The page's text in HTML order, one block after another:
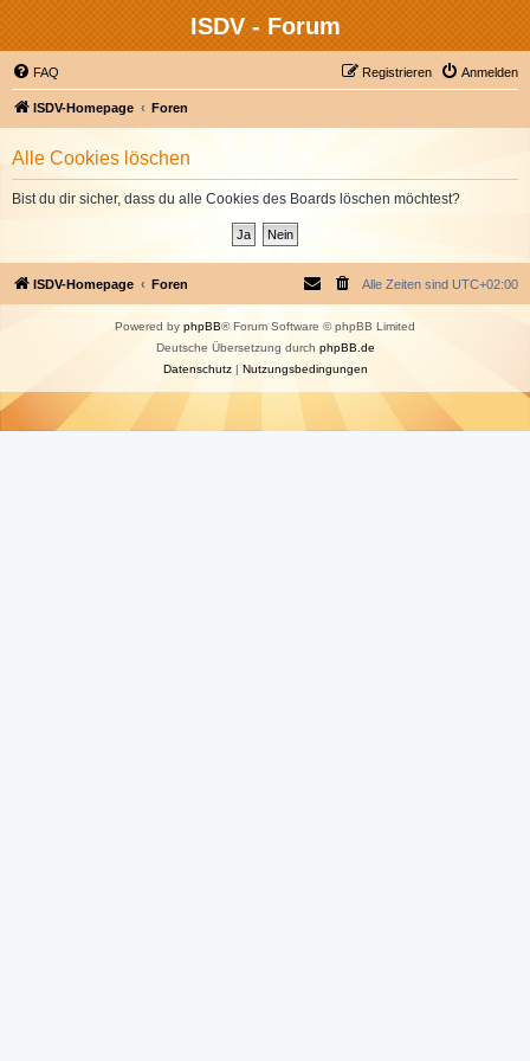
ISDV - Forum
FAQ Anmelden
Registrieren
ISDV-Homepage Foren
Alle Cookies löschen
Bist du dir sicher, dass du alle Cookies des Boards löschen möchtest?
ISDV-Homepage Foren Alle Zeiten sind UTC+02:00
Powered by phpBB® Forum Software © phpBB Limited
Deutsche Übersetzung durch phpBB.de
Datenschutz| Nutzungsbedingungen